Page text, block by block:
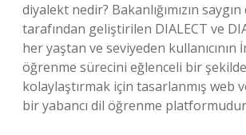
diyalekt nedir? Bakanlığımızın
tarafından geliştirilen DIALECT ve
her yaştan ve seviyeden kullanıcının
öğrenme sürecini eğlenceli bir şekilde
kolaylaştırmak için tasarlanmış web
bir yabancı dil öğrenme